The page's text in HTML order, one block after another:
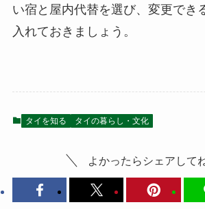
い宿と屋内代替を選び、変更でき
入れておきましょう。
タイを知る タイの暮らし・文化
よかったらシェアして